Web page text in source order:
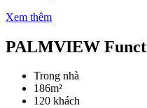
Xem thêm
PALMVIEW
Trong nhà
186m²
120 khách